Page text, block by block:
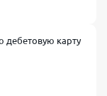
дебетовую карту